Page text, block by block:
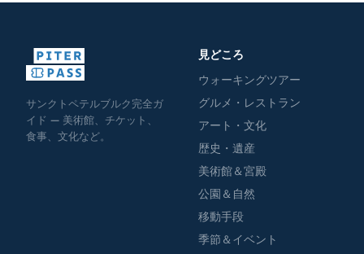
サンクトペテルブルク完全ガ
イド — 美術館、チケット、
食事、文化など。
見どころ
ウォーキングツアー
グルメ・レストラン
アート・文化
歴史・遺産
美術館＆宮殿
公園＆自然
移動手段
季節＆イベント